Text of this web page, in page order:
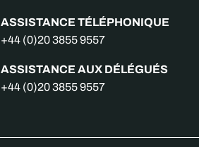
ASSISTANCE TÉLÉPHONIQUE
+44 (0)20 3855 9557
ASSISTANCE AUX DÉLÉGUÉS
+44 (0)20 3855 9557